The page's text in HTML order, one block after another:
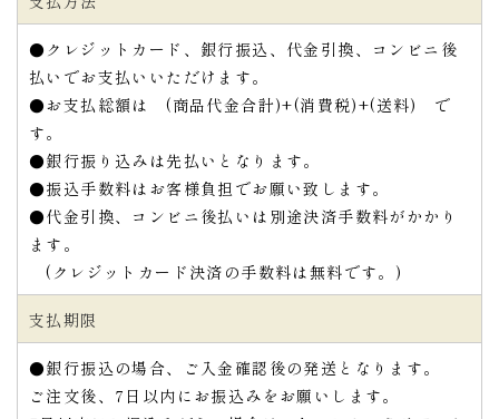
●クレジットカード、銀行振込、代金引換、コンビニ後
払いでお支払いいただけます。
●お支払総額は (商品代金合計)+(消費税)+(送料) で
す。
●銀行振り込みは先払いとなります。
●振込手数料はお客様負担でお願い致します。
●代金引換、コンビニ後払いは別途決済手数料がかかり
ます。
(クレジットカード決済の手数料は無料です。)
支払期限
●銀行振込の場合、ご入金確認後の発送となります。
ご注文後、7日以内にお振込みをお願いします。